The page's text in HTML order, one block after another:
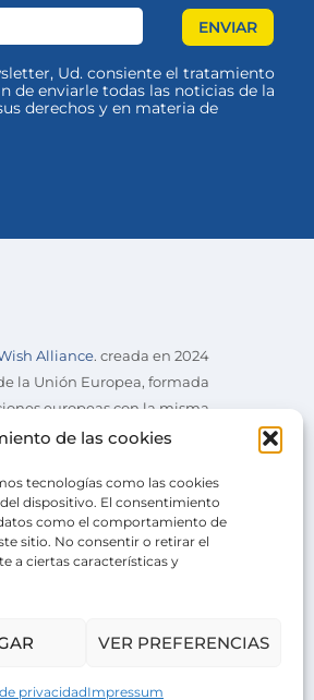
de las cookies
tecnologías como las cookies
dispositivo. El consentimiento
como el comportamiento de
sitio. No consentir o retirar el
a ciertas características y
VER PREFERENCIAS
privacidadImpressum
Ud. consiente el tratamiento
de enviarle todas las noticias de la
derechos y en materia de
Alliance. creada en 2024
la Unión Europea, formada
europeas con la misma
misión.